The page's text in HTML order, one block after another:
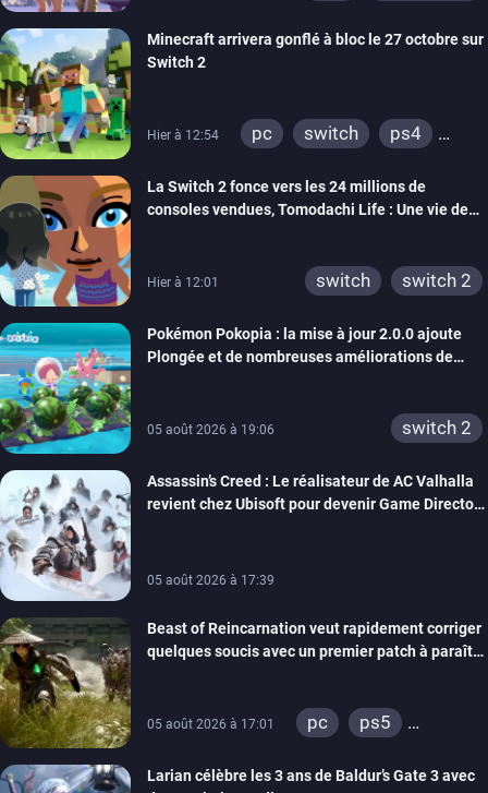
Minecraft arrivera gonflé à bloc le 27 octobre sur
Switch 2
Hier à 12:54 pc switch
ps4
wiiu
3ds
ps3
xbox 360
switch 2
La Switch 2 fonce vers les 24 millions de
consoles vendues, Tomodachi Life : Une vie de
Hier à 12:01 switch switch 2
Pokémon Pokopia : la mise à jour 2.0.0 ajoute
Plongée et de nombreuses améliorations de
05 août 2026 à 19:06 switch 2
Assassin’s Creed : Le réalisateur de AC Valhalla
revient chez Ubisoft pour devenir Game Director
05 août 2026 à 17:39
Beast of Reincarnation veut rapidement corriger
quelques soucis avec un premier patch à paraître
05 août 2026 à 17:01 pc
ps5
Larian célèbre les 3 ans de Baldur’s Gate 3 avec